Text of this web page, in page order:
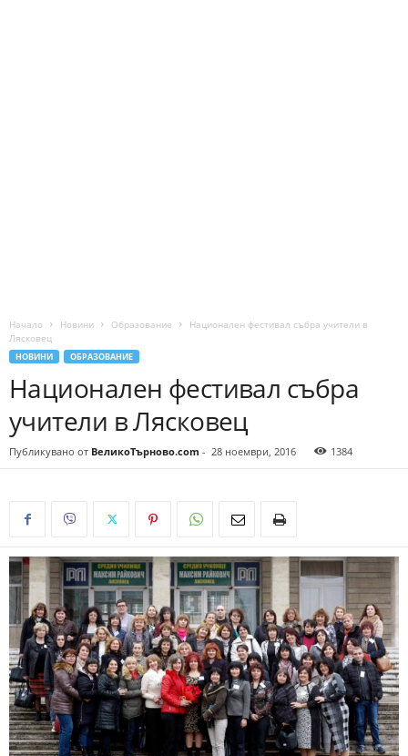
Начало Новини Образование
Национален фестивал събра учители в
Лясковец
НОВИНИ ОБРАЗОВАНИЕ
Национален фестивал събра
учители в Лясковец
Публикувано от ВеликоТърново.com - 28 ноември, 2016 1384